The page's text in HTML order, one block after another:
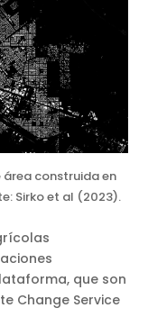
área construida en
Sirko et al (2023).
que son
Change Service